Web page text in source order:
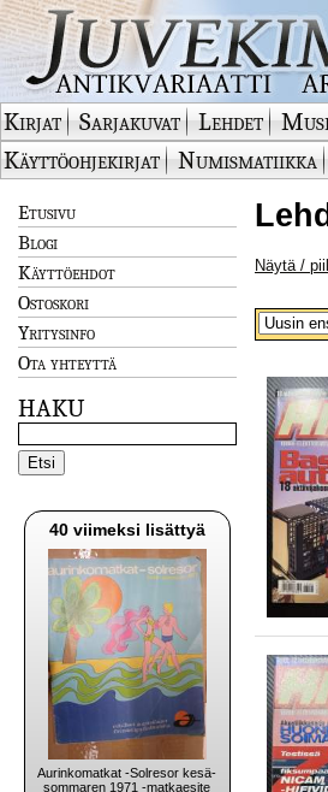
Kirjat Sarjakuvat Lehdet
Käyttöohjekirjat
Numismatiikka
Etusivu
Blogi
Käyttöehdot
Ostoskori
Yritysinfo
Ota yhteyttä
HAKU
40 viimeksi lisättyä
Aurinkomatkat -Solresor kesä-
sommaren 1971 -matkaesite
Näytä /